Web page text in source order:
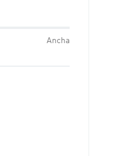
Ancha